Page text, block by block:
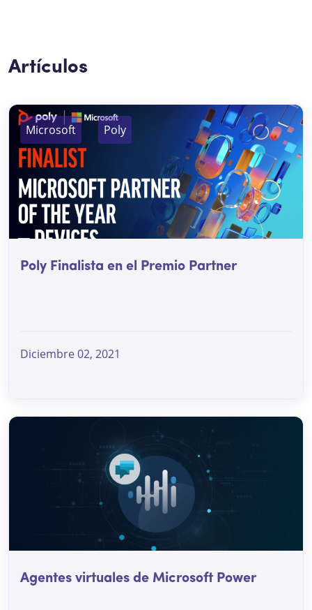
Artículos
Microsoft Poly
Poly Finalista en el Premio Partner
Diciembre 02, 2021
Agentes virtuales de Microsoft Power